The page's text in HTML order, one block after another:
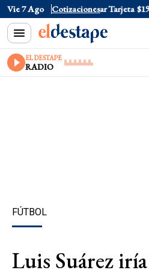
Vie 7 Ago Cotizaciones
Oficial $1520 Dólar Tarjeta $1976
EL DESTAPE
RADIO
FÚTBOL
Luis Suárez